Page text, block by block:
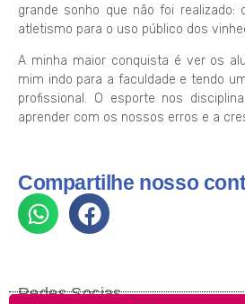
grande sonho que não foi realizado:
atletismo para o uso público dos
A minha maior conquista é ver os
mim indo para a faculdade e tendo
profissional. O esporte nos
aprender com os nossos erros e a
Compartilhe nosso
Redes Socias